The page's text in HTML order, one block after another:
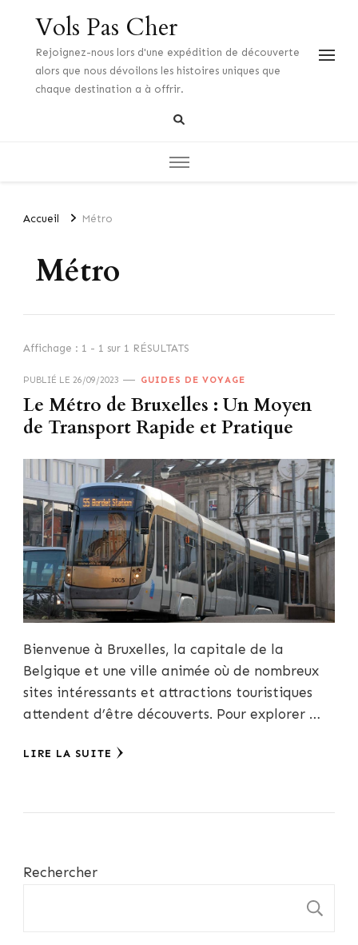
Vols Pas Cher
Rejoignez-nous lors d'une expédition de découverte
alors que nous dévoilons les histoires uniques que
chaque destination a à offrir.
Accueil Métro
Métro
Affichage : 1 - 1 sur 1 RÉSULTATS
PUBLIÉ LE 26/09/2023 GUIDES DE VOYAGE
Le Métro de Bruxelles : Un Moyen
de Transport Rapide et Pratique
Bienvenue à Bruxelles, la capitale de la
Belgique et une ville animée où de nombreux
sites intéressants et attractions touristiques
attendent d’être découverts. Pour explorer …
LIRE LA SUITE
Rechercher